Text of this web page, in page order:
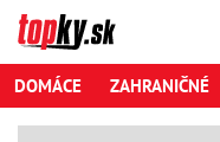
DOMÁCE ZAHRANIČNÉ